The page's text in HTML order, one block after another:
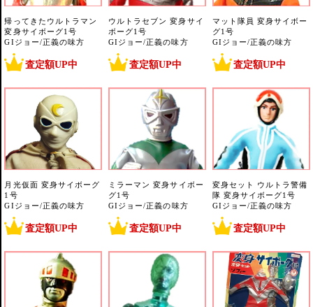
帰ってきたウルトラマン
変身サイボーグ1号
GIジョー/正義の味方
査定額UP中
ウルトラセブン 変身サイ
ボーグ1号
GIジョー/正義の味方
査定額UP中
マット隊員 変身サイボー
グ1号
GIジョー/正義の味方
査定額UP中
月光仮面 変身サイボーグ
1号
GIジョー/正義の味方
査定額UP中
ミラーマン 変身サイボー
グ1号
GIジョー/正義の味方
査定額UP中
変身セット ウルトラ警備
隊 変身サイボーグ1号
GIジョー/正義の味方
査定額UP中